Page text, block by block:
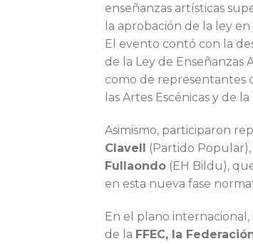
enseñanzas artísticas
la aprobación de la ley
El evento contó con la
de la Ley de Enseñanzas
como de representantes
las Artes Escénicas y de
Asimismo, participaron
Clavell (Partido Popular),
Fullaondo (EH Bildu),
en esta nueva fase
En el plano
de la FFEC, la